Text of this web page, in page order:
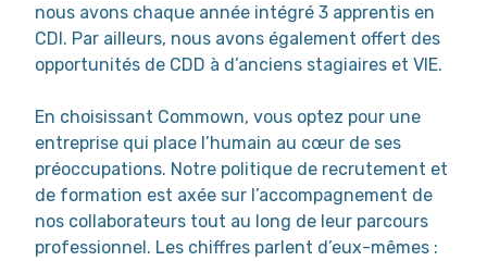
nous avons chaque année intégré 3 apprentis en
CDI. Par ailleurs, nous avons également offert des
opportunités de CDD à d’anciens stagiaires et VIE.
En choisissant Commown, vous optez pour une
entreprise qui place l’humain au cœur de ses
préoccupations. Notre politique de recrutement et
de formation est axée sur l’accompagnement de
nos collaborateurs tout au long de leur parcours
professionnel. Les chiffres parlent d’eux-mêmes :